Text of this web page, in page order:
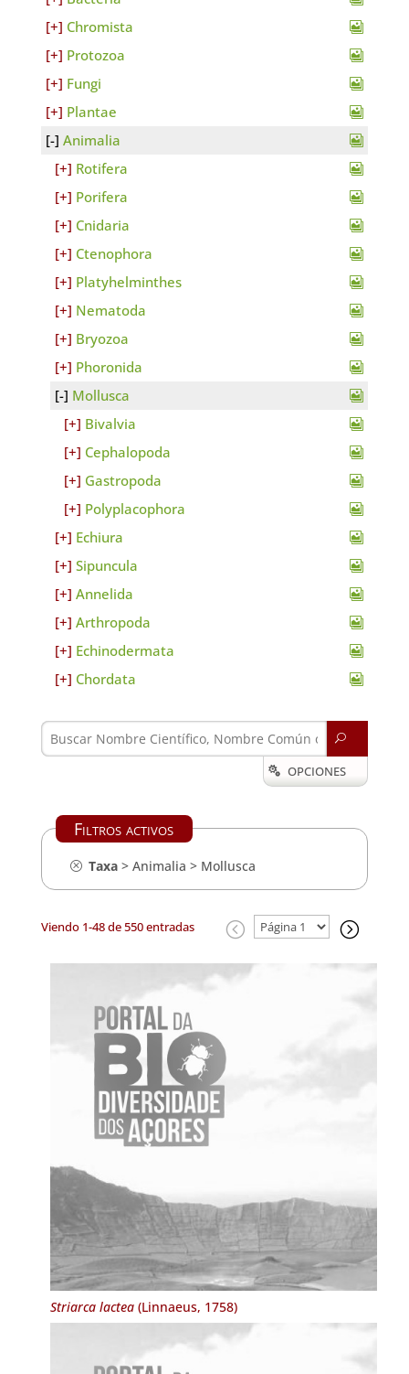
Chromista
Protozoa
Fungi
Plantae
Animalia
Rotifera
Porifera
Cnidaria
Ctenophora
Platyhelminthes
Nematoda
Bryozoa
Phoronida
Mollusca
Bivalvia
Cephalopoda
Gastropoda
Polyplacophora
Echiura
Sipuncula
Annelida
Arthropoda
Echinodermata
Chordata
U
 OPCIONES
Filtros activos
Taxa> Animalia > Mollusca
Viendo 1-48 de 550 entradas
Striarca lactea(Linnaeus, 1758)